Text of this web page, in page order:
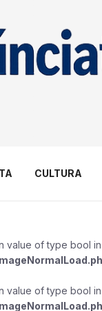
CULTURA
value of type bool in
value of type bool in